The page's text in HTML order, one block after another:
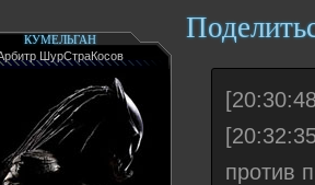
КУМЕЛЬГАН
ШурСтраКосов
против